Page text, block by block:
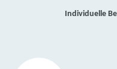
Individuelle